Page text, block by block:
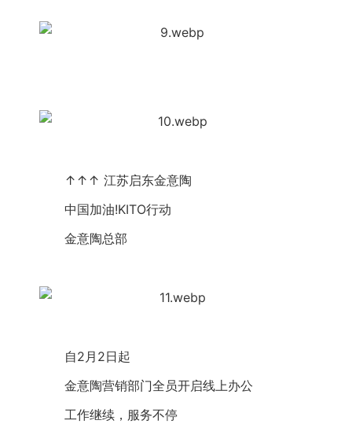
↑↑↑ 江苏启东金意陶
中国加油!KITO行动
金意陶总部
自2月2日起
金意陶营销部门全员开启线上办公
工作继续，服务不停